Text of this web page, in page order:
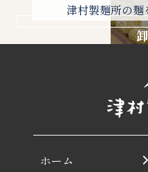
津村製麺所の
ホーム